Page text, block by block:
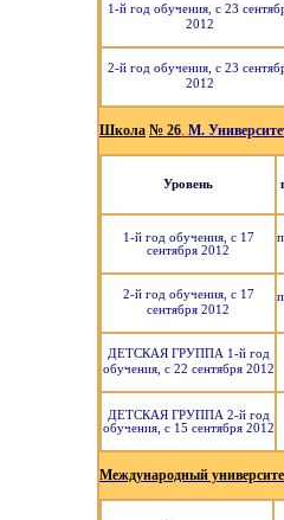
1-й год обучения, с 23
2012
2-й год обучения, с 23
2012
Школа № 26 М.
Уровень
1-й год обучения, с 17
сентября 2012
2-й год обучения, с 17
сентября 2012
ДЕТСКАЯ ГРУППА 1-й год
обучения, с 22 сентября 2012
ДЕТСКАЯ ГРУППА 2-й год
обучения, с 15 сентября 2012
Международный